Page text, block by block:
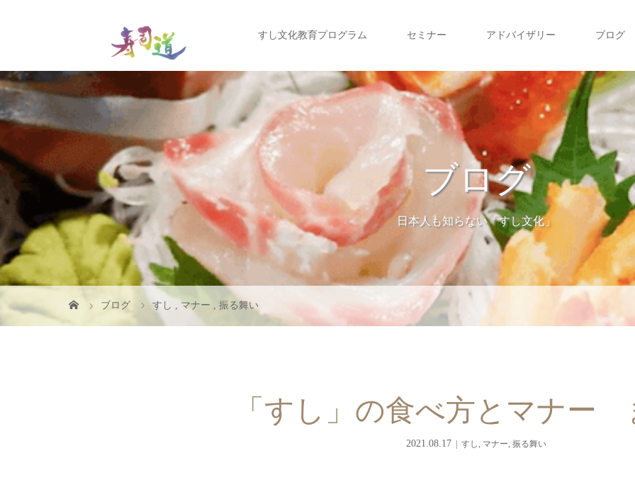
すし文化教育プログラム セミナー アドバイザリー ブログ
ブログ
日本人も知らない「すし文化」
ブログ すし , マナー , 振る舞い
「すし」の食べ方とマナー
2021.08.17 すし マナー 振る舞い